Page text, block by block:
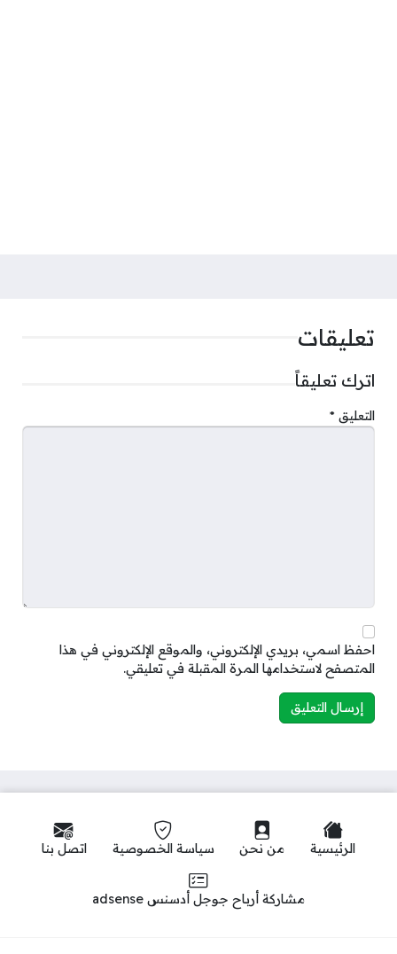
تعليقات
اترك تعليقاً
التعليق *
احفظ اسمي، بريدي الإلكتروني، والموقع الإلكتروني في هذا
المتصفح لاستخدامها المرة المقبلة في تعليقي.
الرئيسية من نحن سياسة الخصوصية اتصل بنا
مشاركة أرباح جوجل أدسنس adsense